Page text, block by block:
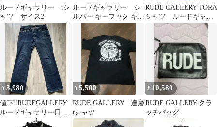
ルードギャラリー tシ
ャツ サイズ2
ルードギャラリー シ
ルバー キーフック キー
ホルダー
RUDE GALLERY TORA
シャツ ルードギャラ
リー タイガー 半
袖 3
¥3,980
値下‼️RUDEGALLERY
ルードギャラリー日本
製赤なし右後ボタン欠
¥5,500
RUDE GALLERY 達磨
tシャツ
¥ 10,580
RUDE GALLERY クラ
ッチバッグ